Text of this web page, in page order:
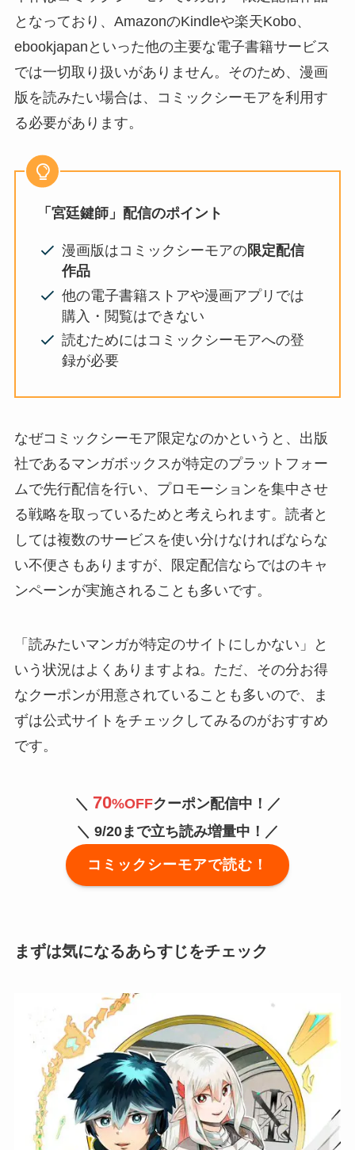
となっており、AmazonのKindleや楽天Kobo、
ebookjapanといった他の主要な電子書籍サービス
では一切取り扱いがありません。そのため、漫画
版を読みたい場合は、コミックシーモアを利用す
る必要があります。
「宮廷鍵師」配信のポイント
漫画版はコミックシーモアの限定配信
作品
他の電子書籍ストアや漫画アプリでは
購入・閲覧はできない
読むためにはコミックシーモアへの登
録が必要
なぜコミックシーモア限定なのかというと、出版
社であるマンガボックスが特定のプラットフォー
ムで先行配信を行い、プロモーションを集中させ
る戦略を取っているためと考えられます。読者と
しては複数のサービスを使い分けなければならな
い不便さもありますが、限定配信ならではのキャ
ンペーンが実施されることも多いです。
「読みたいマンガが特定のサイトにしかない」と
いう状況はよくありますよね。ただ、その分お得
なクーポンが用意されていることも多いので、ま
ずは公式サイトをチェックしてみるのがおすすめ
です。
＼ 70%OFFクーポン配信中！／
＼ 9/20まで立ち読み増量中！／
コミックシーモアで読む！
まずは気になるあらすじをチェック